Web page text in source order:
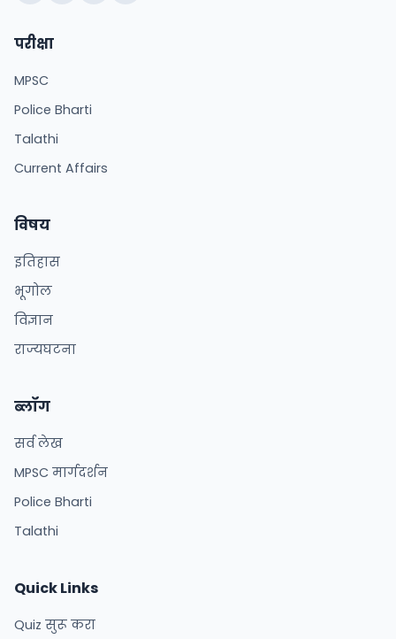
परीक्षा
MPSC
Police Bharti
Talathi
Current Affairs
विषय
इतिहास
भूगोल
विज्ञान
राज्यघटना
ब्लॉग
सर्व लेख
MPSC मार्गदर्शन
Police Bharti
Talathi
Quick Links
Quiz सुरू करा